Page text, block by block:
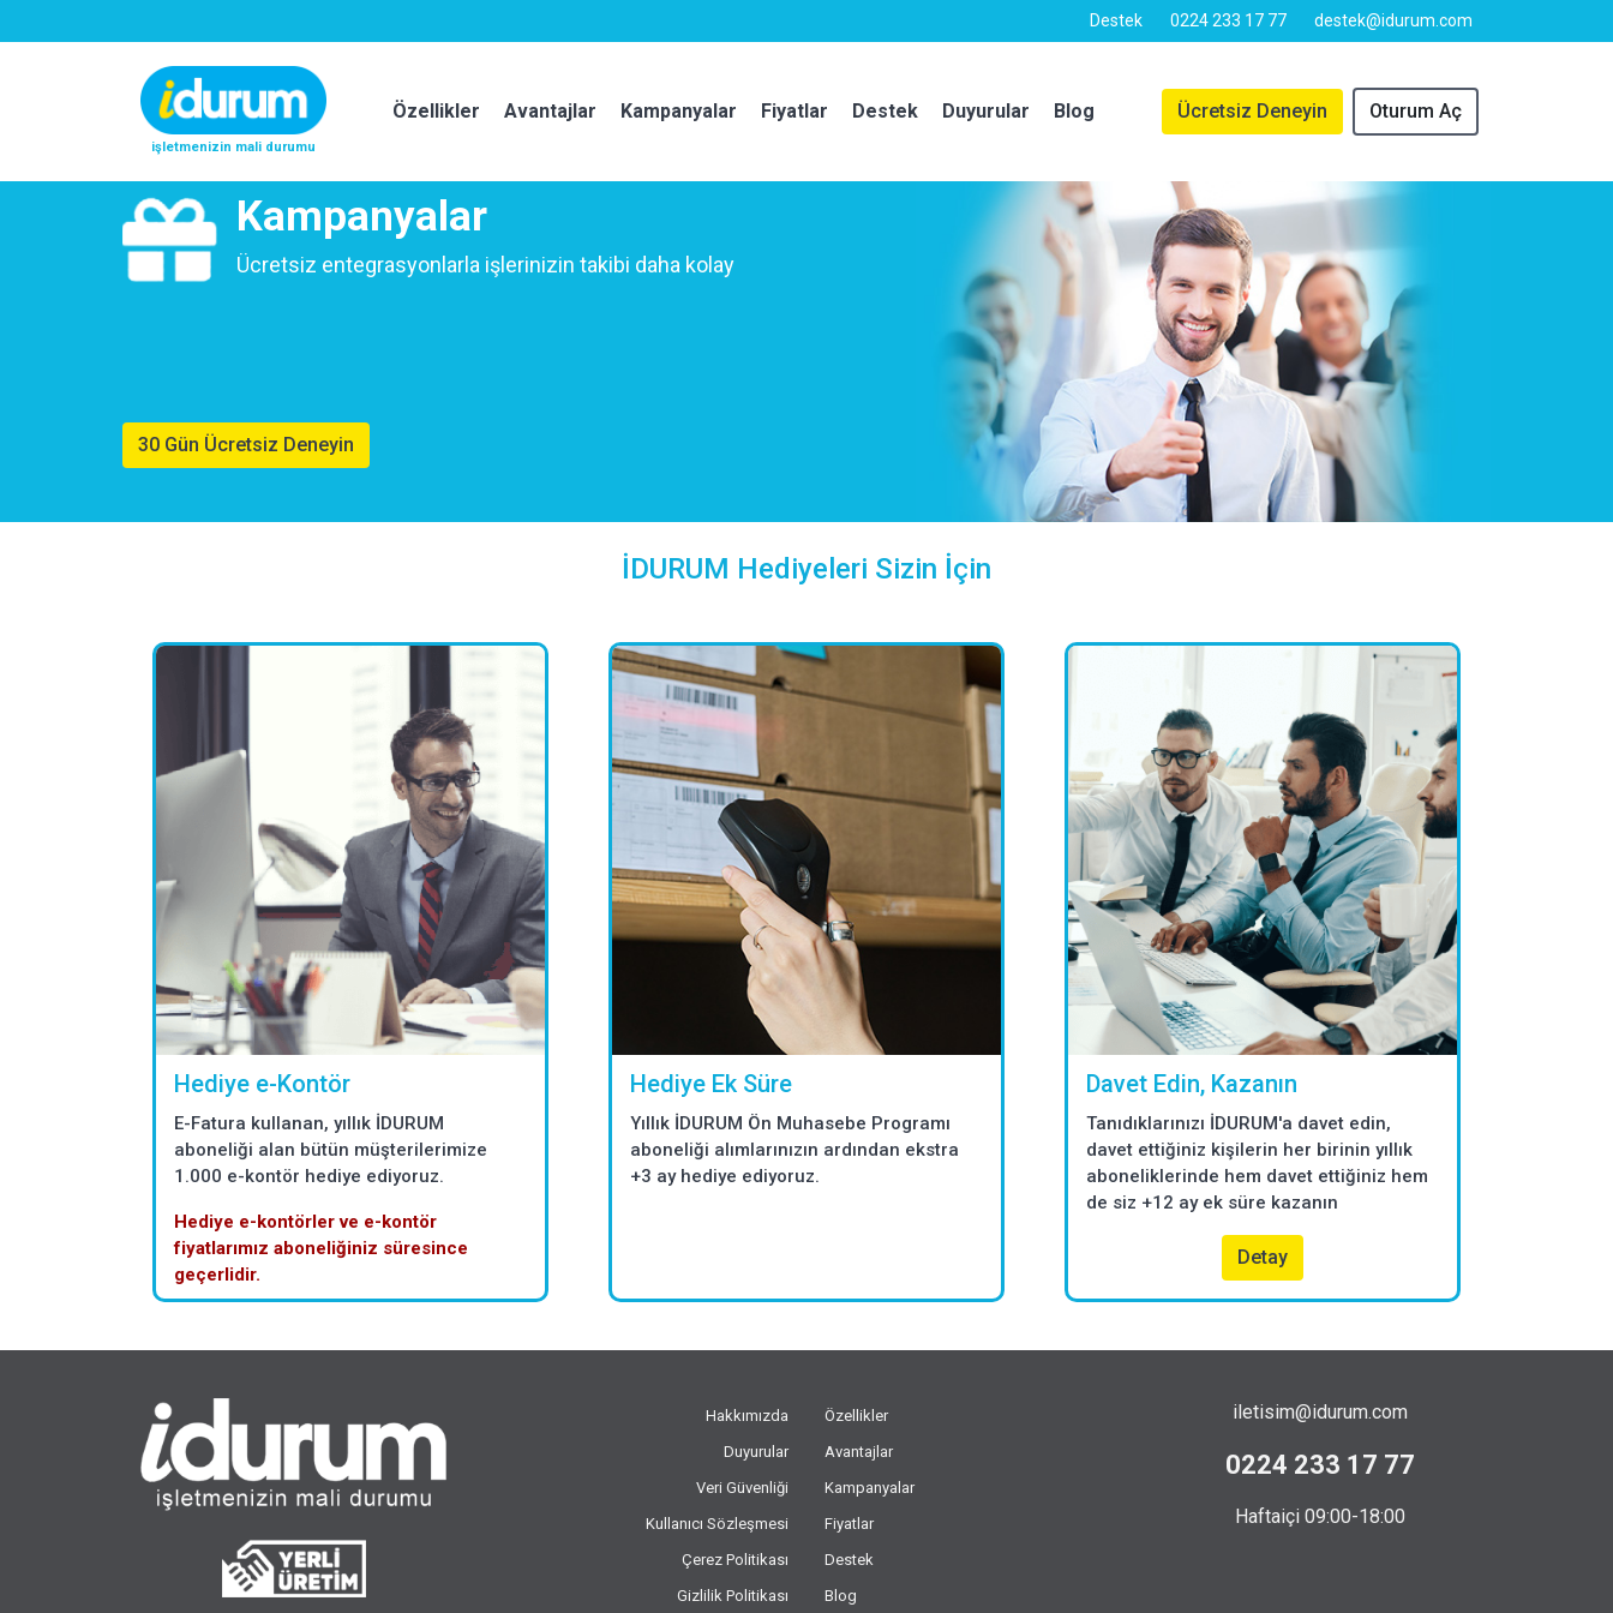
Destek 0224 233 17 77 destek@idurum.com
işletmenizin mali durumu
Özellikler Avantajlar Kampanyalar Fiyatlar Destek Duyurular Blog Ücretsiz Deneyin Oturum Aç
Kampanyalar
Ücretsiz entegrasyonlarla işlerinizin takibi daha kolay
30 Gün Ücretsiz Deneyin
İDURUM Hediyeleri Sizin İçin
Hediye e-Kontör
E-Fatura kullanan, yıllık İDURUM
aboneliği alan bütün müşterilerimize
1.000 e-kontör hediye ediyoruz.
Hediye e-kontörler ve e-kontör
fiyatlarımız aboneliğiniz süresince
geçerlidir.
Hediye Ek Süre
Yıllık İDURUM Ön Muhasebe Programı
aboneliği alımlarınızın ardından ekstra
+3 ay hediye ediyoruz.
Davet Edin, Kazanın
Tanıdıklarınızı İDURUM'a davet edin,
davet ettiğiniz kişilerin her birinin yıllık
aboneliklerinde hem davet ettiğiniz hem
de siz +12 ay ek süre kazanın
Detay
Hakkımızda
Duyurular
Veri Güvenliği
Kullanıcı Sözleşmesi
Çerez Politikası
Gizlilik Politikası
Özellikler
Avantajlar
Kampanyalar
Fiyatlar
Destek
Blog
iletisim@idurum.com
0224 233 17 77
Haftaiçi 09:00-18:00